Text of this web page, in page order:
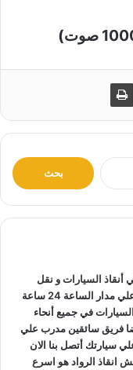
:
أنقاذ السياراتو نقل
والمعدات ولدينا اسطول سيارات يعمل علي مدار الساعة 24 ساعة
في جميع أنحاء
فريق سائقين مدرب علي
سيارتك أتصل بنا الان
انقاذ الرواد هو اسرع